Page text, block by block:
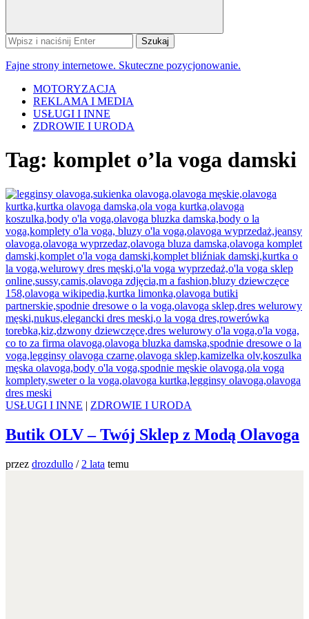
Szukaj:
Fajne strony internetowe. Skuteczne pozycjonowanie.
MOTORYZACJA
REKLAMA I MEDIA
USŁUGI I INNE
ZDROWIE I URODA
Tag: komplet o’la voga damski
USŁUGI I INNE | ZDROWIE I URODA
Butik OLV – Twój Sklep z Modą Olavoga
przez drozdullo / 2 lata temu